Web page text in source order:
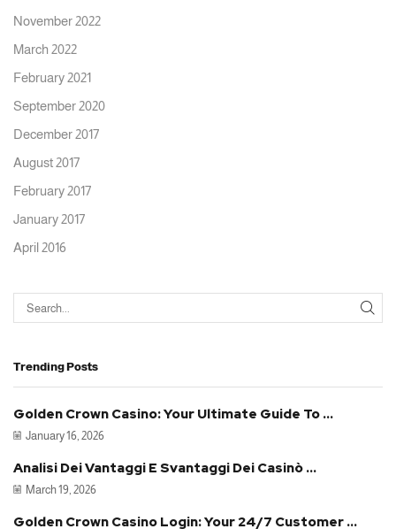
November 2022
March 2022
February 2021
September 2020
December 2017
August 2017
February 2017
January 2017
April 2016
Trending Posts
Golden Crown Casino: Your Ultimate Guide To ...
January 16, 2026
Analisi Dei Vantaggi E Svantaggi Dei Casinò ...
March 19, 2026
Golden Crown Casino Login: Your 24/7 Customer ...